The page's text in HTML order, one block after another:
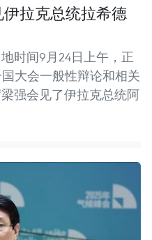
拉克总统拉希德
时间9月24日上午，正
大会一般性辩论和相关
强会见了伊拉克总统阿